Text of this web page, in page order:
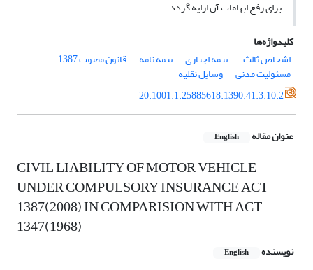
برای رفع ابهامات آن ارایه گردد.
کلیدواژه‌ها
اشخاص ثالث.
بیمه اجباری بیمه نامه قانون مصوب 1387
مسئولیت مدنی
وسایل نقلیه
20.1001.1.25885618.1390.41.3.10.2
عنوان مقاله English
CIVIL LIABILITY OF MOTOR VEHICLE
UNDER COMPULSORY INSURANCE ACT
1387(2008) IN COMPARISION WITH ACT
1347(1968)
نویسنده English